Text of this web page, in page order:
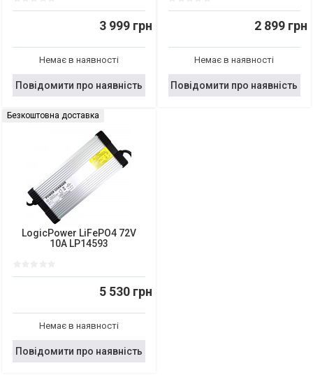
3 999 грн
Немає в наявності
Повідомити про наявність
2 899 грн
Немає в наявності
Повідомити про наявність
Безкоштовна доставка
LogicPower LiFePO4 72V
10A LP14593
5 530 грн
Немає в наявності
Повідомити про наявність